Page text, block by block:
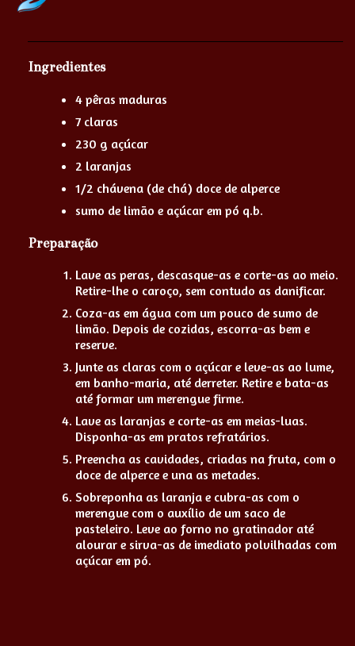
Ingredientes
4 pêras maduras
7 claras
230 g açúcar
2 laranjas
1/2 chávena (de chá) doce de alperce
sumo de limão e açúcar em pó q.b.
Preparação
Lave as peras, descasque-as e corte-as ao meio.
Retire-lhe o caroço, sem contudo as danificar.
Coza-as em água com um pouco de sumo de
limão. Depois de cozidas, escorra-as bem e
reserve.
Junte as claras com o açúcar e leve-as ao lume,
em banho-maria, até derreter. Retire e bata-as
até formar um merengue firme.
Lave as laranjas e corte-as em meias-luas.
Disponha-as em pratos refratários.
Preencha as cavidades, criadas na fruta, com o
doce de alperce e una as metades.
Sobreponha as laranja e cubra-as com o
merengue com o auxílio de um saco de
pasteleiro. Leve ao forno no gratinador até
alourar e sirva-as de imediato polvilhadas com
açúcar em pó.